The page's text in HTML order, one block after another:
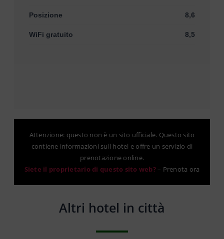
Posizione 8,6
WiFi gratuito 8,5
Attenzione: questo non è un sito ufficiale. Questo sito
contiene informazioni sull hotel e offre un servizio di
prenotazione online.
Siete il proprietario di questo sito web?– Prenota ora
Altri hotel in città